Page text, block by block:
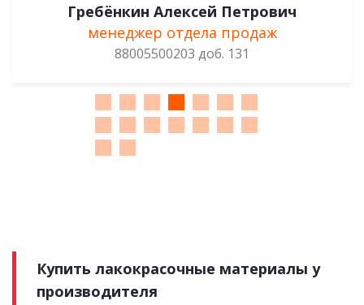
Гребёнкин Алексей Петрович
менеджер отдела продаж
88005500203 доб. 131
Купить лакокрасочные материалы у
производителя